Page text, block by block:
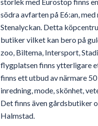
storlek med Eurostop finns
södra avfarten på E6:an,
Stenalyckan. Detta
butiker vilket kan bero på
zoo, Biltema, Intersport,
flygplatsen finns ytterligare
finns ett utbud av närmare
inredning, mode, skönhet,
Det finns även gårdsbutiker
Halmstad.